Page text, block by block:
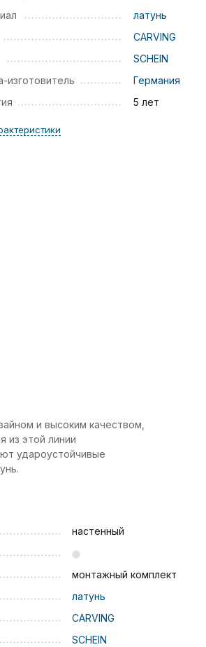
латунь
CARVING
SCHEIN
изготовитель
Германия
5 лет
и высоким качеством,
из этой линии
удароустойчивые
настенный
монтажный комплект
латунь
CARVING
SCHEIN